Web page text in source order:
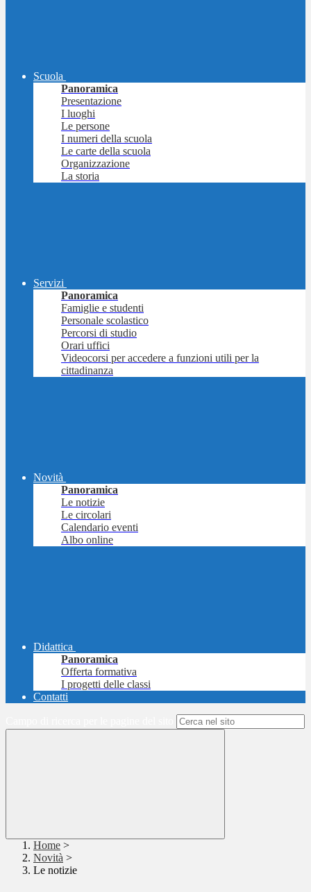
Scuola
Panoramica
Presentazione
I luoghi
Le persone
I numeri della scuola
Le carte della scuola
Organizzazione
La storia
Servizi
Panoramica
Famiglie e studenti
Personale scolastico
Percorsi di studio
Orari uffici
Videocorsi per accedere a funzioni utili per la
cittadinanza
Novità
Panoramica
Le notizie
Le circolari
Calendario eventi
Albo online
Didattica
Panoramica
Offerta formativa
I progetti delle classi
Contatti
Home >
Novità >
Le notizie